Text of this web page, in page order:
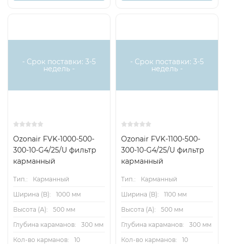
- Срок поставки: 3-5
недель -
Ozonair FVK-1000-500-
300-10-G4/25/U фильтр
карманный
Тип.:
Карманный
Ширина (B):
1000 мм
Высота (А):
500 мм
Глубина караманов:
300 мм
Кол-во карманов:
10
- Срок поставки: 3-5
недель -
Ozonair FVK-1100-500-
300-10-G4/25/U фильтр
карманный
Тип.:
Карманный
Ширина (B):
1100 мм
Высота (А):
500 мм
Глубина караманов:
300 мм
Кол-во карманов:
10